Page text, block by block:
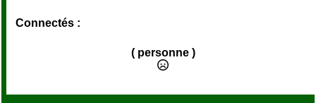
Connectés :
( personne )